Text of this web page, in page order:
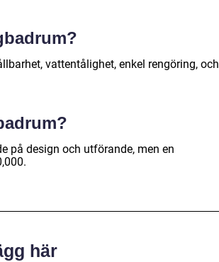
vattentålighet, enkel rengöring, och
på design och utförande, men en
här